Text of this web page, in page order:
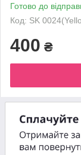
Готово до
Код: SK
400 ₴